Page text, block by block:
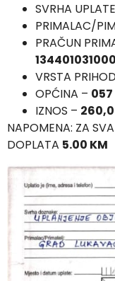
SVRHA
PRIMALAC/
PRAČUN
VRSTA
OPĆINA – 057
IZNOS –
NAPOMENA: ZA
DOPLATA 5.00 KM